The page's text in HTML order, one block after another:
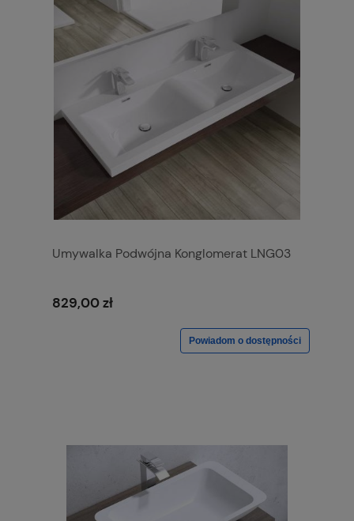
Umywalka Podwójna Konglomerat LNG03
829,00 zł
Powiadom o dostępności